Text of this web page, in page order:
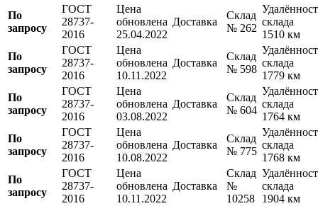
По
запросу
ГОСТ
28737-
2016
Цена
обновлена
25.04.2022
Доставка
Склад
№ 262
склада
1510 км
По
запросу
ГОСТ
28737-
2016
Цена
обновлена
10.11.2022
Доставка
Склад
№ 598
склада
1779 км
По
запросу
ГОСТ
28737-
2016
Цена
обновлена
03.08.2022
Доставка
Склад
№ 604
склада
1764 км
По
запросу
ГОСТ
28737-
2016
Цена
обновлена
10.08.2022
Доставка
Склад
№ 775
склада
1768 км
По
запросу
ГОСТ
28737-
2016
Цена
обновлена
10.11.2022
Доставка
Склад
№
10258
склада
1904 км